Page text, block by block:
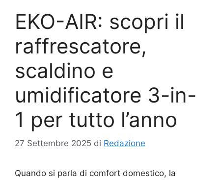
EKO-AIR: scopri il
raffrescatore,
scaldino e
umidificatore 3-in-
1 per tutto l’anno
27 Settembre 2025 di Redazione
Quando si parla di comfort domestico, la